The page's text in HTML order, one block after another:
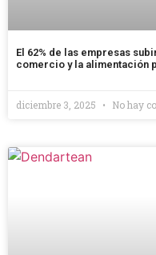
El 62% de las empresas
comercio y la alimentación
diciembre 3, 2025 No hay